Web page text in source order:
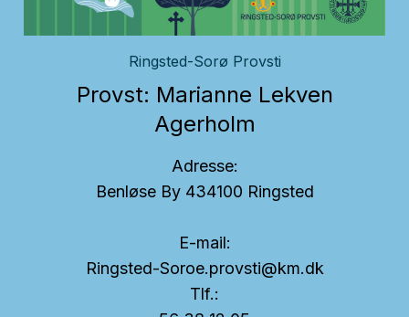
Ringsted-Sorø Provsti
Provst: Marianne Lekven
Agerholm
Adresse:
Benløse By 434100 Ringsted
E-mail:
Ringsted-Soroe.provsti@km.dk
Tlf.: